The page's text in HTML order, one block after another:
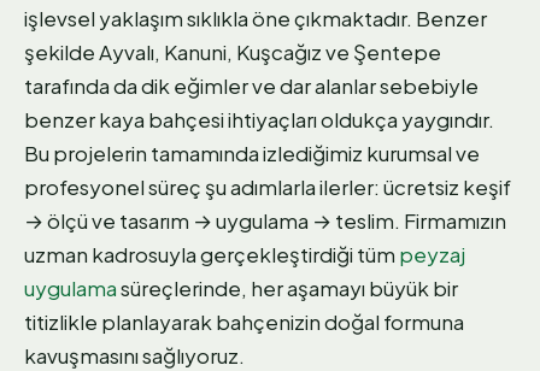
işlevsel yaklaşım sıklıkla öne çıkmaktadır. Benzer
şekilde Ayvalı, Kanuni, Kuşcağız ve Şentepe
tarafında da dik eğimler ve dar alanlar sebebiyle
benzer kaya bahçesi ihtiyaçları oldukça yaygındır.
Bu projelerin tamamında izlediğimiz kurumsal ve
profesyonel süreç şu adımlarla ilerler: ücretsiz keşif
→ ölçü ve tasarım → uygulama → teslim. Firmamızın
uzman kadrosuyla gerçekleştirdiği tüm peyzaj
uygulamasüreçlerinde, her aşamayı büyük bir
titizlikle planlayarak bahçenizin doğal formuna
kavuşmasını sağlıyoruz.